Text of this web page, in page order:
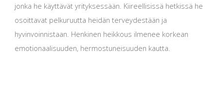
jonka he käyttävät yrityksessään. Kiireellisissä hetkissä he
osoittavat pelkuruutta heidän terveydestään ja
hyvinvoinnistaan. Henkinen heikkous ilmenee korkean
emotionaalisuuden, hermostuneisuuden kautta.